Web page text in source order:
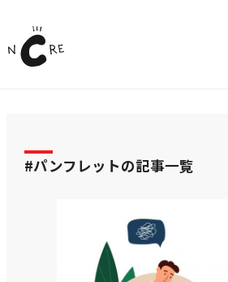
#パンフレットの記事一覧